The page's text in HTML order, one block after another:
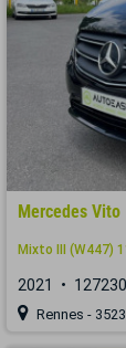
Mercedes Vito
Mixto III (W447)
2021
Rennes -